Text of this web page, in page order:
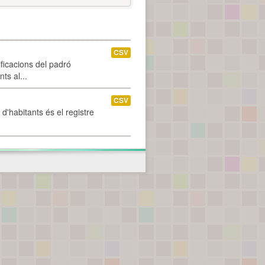
del padró
al...
CSV
és el registre
CSV